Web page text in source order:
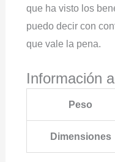
que ha visto los
puedo decir con
que vale la pena.
Información
Peso
Dimensiones